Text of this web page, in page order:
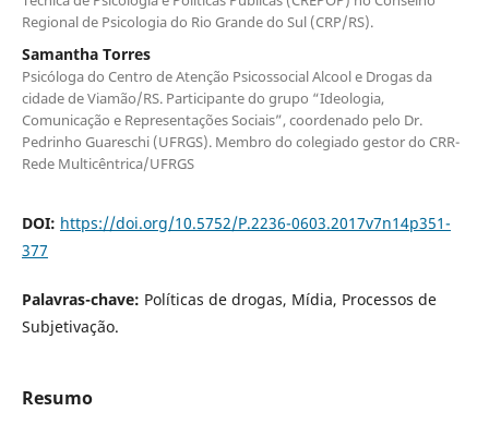
Regional de Psicologia do Rio Grande do Sul (CRP/RS).
Samantha Torres
Psicóloga do Centro de Atenção Psicossocial Alcool e Drogas da
cidade de Viamão/RS. Participante do grupo “Ideologia,
Comunicação e Representações Sociais”, coordenado pelo Dr.
Pedrinho Guareschi (UFRGS). Membro do colegiado gestor do CRR-
Rede Multicêntrica/UFRGS
DOI: https://doi.org/10.5752/P.2236-0603.2017v7n14p351-
377
Palavras-chave: Políticas de drogas, Mídia, Processos de
Subjetivação.
Resumo